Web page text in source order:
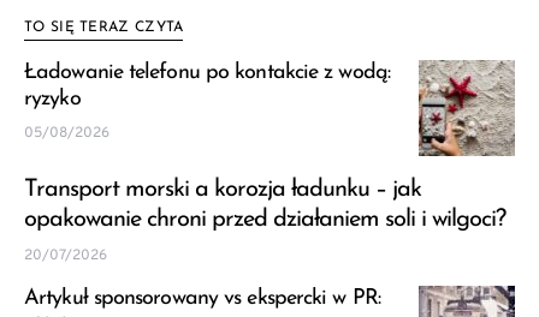
TO SIĘ TERAZ CZYTA
Ładowanie telefonu po kontakcie z wodą:
ryzyko
05/08/2026
Transport morski a korozja ładunku – jak
opakowanie chroni przed działaniem soli i wilgoci?
20/07/2026
Artykuł sponsorowany vs ekspercki w PR: